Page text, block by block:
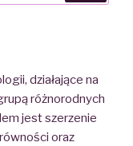
działające na
różnorodnych
jest szerzenie
oraz